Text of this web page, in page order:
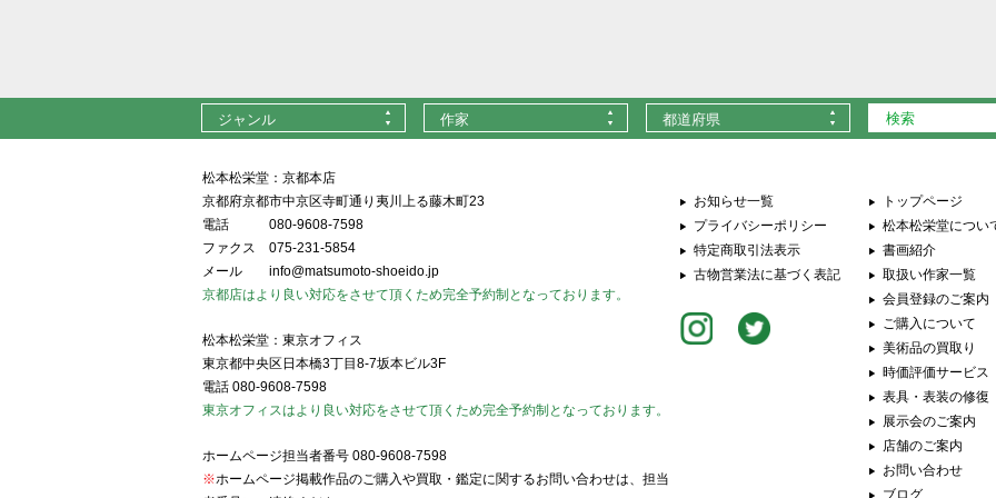
ジャンル 作家 都道府県
松本松栄堂：京都本店
京都府京都市中京区寺町通り夷川上る藤木町23
電話
080-9608-7598
ファクス
075-231-5854
メール
info@matsumoto-shoeido.jp
京都店はより良い対応をさせて頂くため完全予約制となっております。
松本松栄堂：東京オフィス
東京都中央区日本橋3丁目8-7坂本ビル3F
電話 080-9608-7598
東京オフィスはより良い対応をさせて頂くため完全予約制となっております。
ホームページ担当者番号 080-9608-7598
※ホームページ掲載作品のご購入や買取・鑑定に関するお問い合わせは、担当
お知らせ一覧
プライバシーポリシー
特定商取引法表示
古物営業法に基づく表記
トップページ
松本松栄堂につい
書画紹介
取扱い作家一覧
会員登録のご案内
ご購入について
美術品の買取り
時価評価サービス
表具・表装の修復
展示会のご案内
店舗のご案内
お問い合わせ
ブログ